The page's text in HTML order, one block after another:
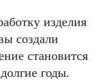
изделия
создали
становится
годы.